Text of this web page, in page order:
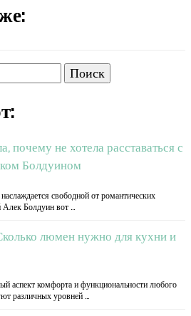
почему не хотела расставаться с
Болдуином
свободной от романтических
Алек Болдуин вот …
люмен нужно для кухни и
аспект комфорта и функциональности любого
различных уровней …